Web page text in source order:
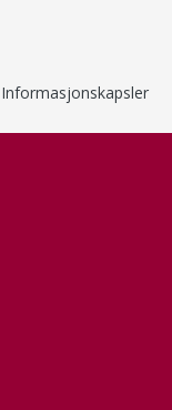
Informasjonskapsler